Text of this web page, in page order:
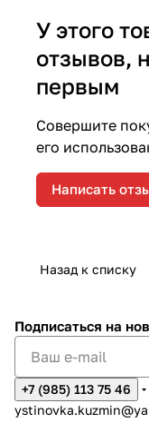
У этого
отзывов,
первым
Совершите
его
Написать
Назад к списку
Подписаться на
+7 (985) 113 75 46